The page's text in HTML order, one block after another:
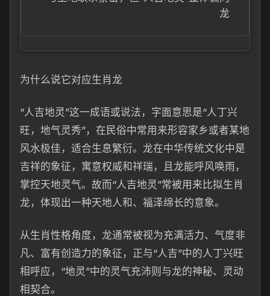
龙
为什么说它对应生肖龙
“人吉地灵”这一成语或说法，字面意思是“人丁兴
旺，地气灵秀”，在民俗中常用来形容家乡或者某地
风水极佳，适合生息繁衍。龙在中华传统文化中是
吉祥的象征，寓意权威和祥瑞，且龙能呼风唤雨，
掌控天地灵气。故而“人吉地灵”常被用来比拟生肖
龙，体现出一种天地人和、福泽绵长的意象。
从生肖性格角度，龙通常被视为充满活力、气度非
凡、富有创造力的象征，正与“人吉”中的人丁兴旺
相呼应，“地灵”中的灵气充沛则与龙的神秘、灵动
相契合。